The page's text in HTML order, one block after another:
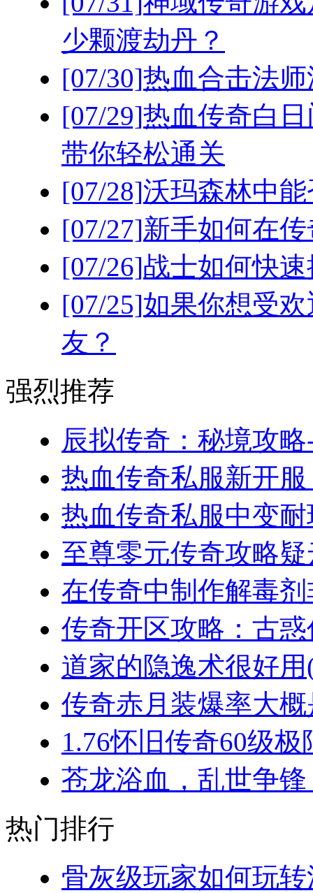
少颗渡劫丹？
[07/30]热血合击法
[07/29]热血传奇白
带你轻松通关
[07/28]沃玛森林中
[07/27]新手如何在
[07/26]战士如何快
[07/25]如果你想受
友？
强烈推荐
辰拟传奇：秘境攻
热血传奇私服新开
热血传奇私服中变
至尊零元传奇攻略
在传奇中制作解毒
传奇开区攻略：古
道家的隐逸术很好用
传奇赤月装爆率大
1.76怀旧传奇60级
苍龙浴血，乱世争
热门排行
骨灰级玩家如何玩